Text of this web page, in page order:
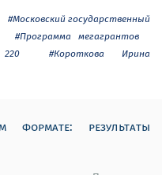
#Московский государственный
#Программа мегагрантов
#Короткова Ирина
результаты